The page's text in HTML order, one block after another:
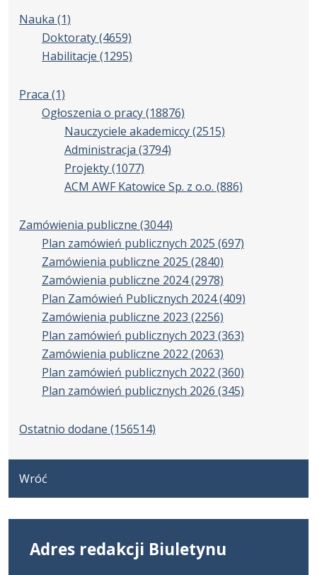
Nauka (1)
Doktoraty(4659)
Habilitacje (1295)
Praca (1)
Ogłoszenia o pracy(18876)
Nauczyciele akademiccy(2515)
Administracja (3794)
Projekty(1077)
ACM AWF Katowice Sp. z o.o. (886)
Zamówienia publiczne (3044)
Plan zamówień publicznych 2025 (697)
Zamówienia publiczne 2025 (2840)
Zamówienia publiczne 2024(2978)
Plan Zamówień Publicznych 2024(409)
Zamówienia publiczne 2023 (2256)
Plan zamówień publicznych 2023 (363)
Zamówienia publiczne 2022 (2063)
Plan zamówień publicznych 2022 (360)
Plan zamówień publicznych 2026 (345)
Ostatnio dodane (156514)
Wróć
Adres redakcji Biuletynu